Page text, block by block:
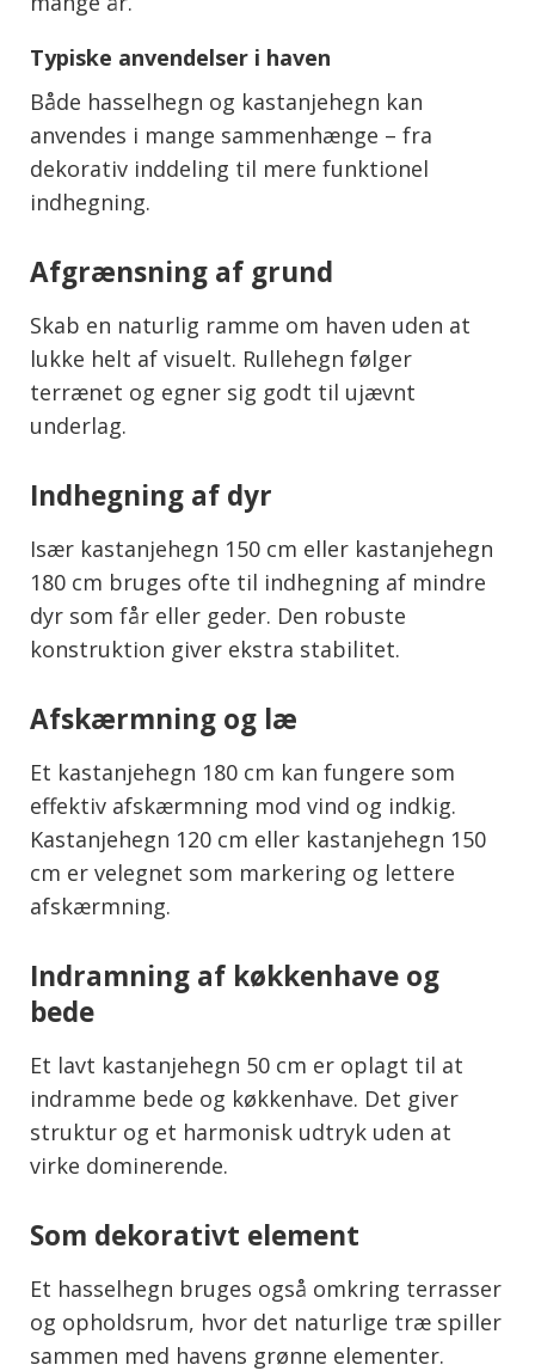
Typiske anvendelser i haven
Både hasselhegn og kastanjehegn kan
anvendes i mange sammenhænge – fra
dekorativ inddeling til mere funktionel
indhegning.
Afgrænsning af grund
Skab en naturlig ramme om haven uden at
lukke helt af visuelt. Rullehegn følger
terrænet og egner sig godt til ujævnt
underlag.
Indhegning af dyr
Især kastanjehegn 150 cm eller kastanjehegn
180 cm bruges ofte til indhegning af mindre
dyr som får eller geder. Den robuste
konstruktion giver ekstra stabilitet.
Afskærmning og læ
Et kastanjehegn 180 cm kan fungere som
effektiv afskærmning mod vind og indkig.
Kastanjehegn 120 cm eller kastanjehegn 150
cm er velegnet som markering og lettere
afskærmning.
Indramning af køkkenhave og
bede
Et lavt kastanjehegn 50 cm er oplagt til at
indramme bede og køkkenhave. Det giver
struktur og et harmonisk udtryk uden at
virke dominerende.
Som dekorativt element
Et hasselhegn bruges også omkring terrasser
og opholdsrum, hvor det naturlige træ spiller
sammen med havens grønne elementer.